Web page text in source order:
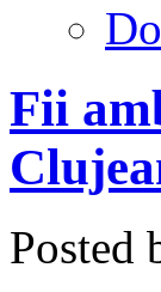
Fii
Posted